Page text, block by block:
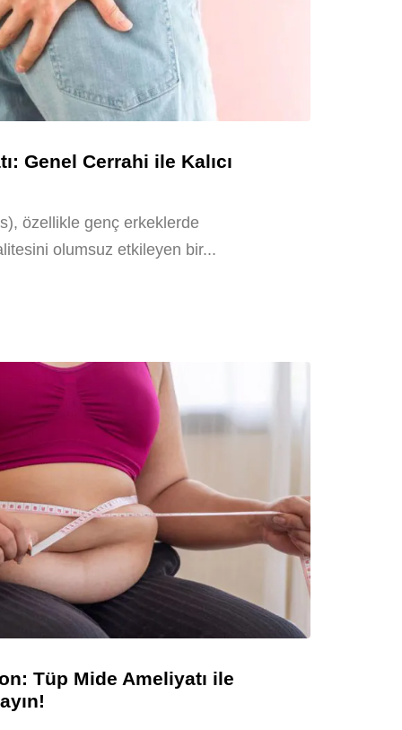
Genel Cerrahi ile Kalıcı
özellikle genç erkeklerde
olumsuz etkileyen bir...
Tüp Mide Ameliyatı ile